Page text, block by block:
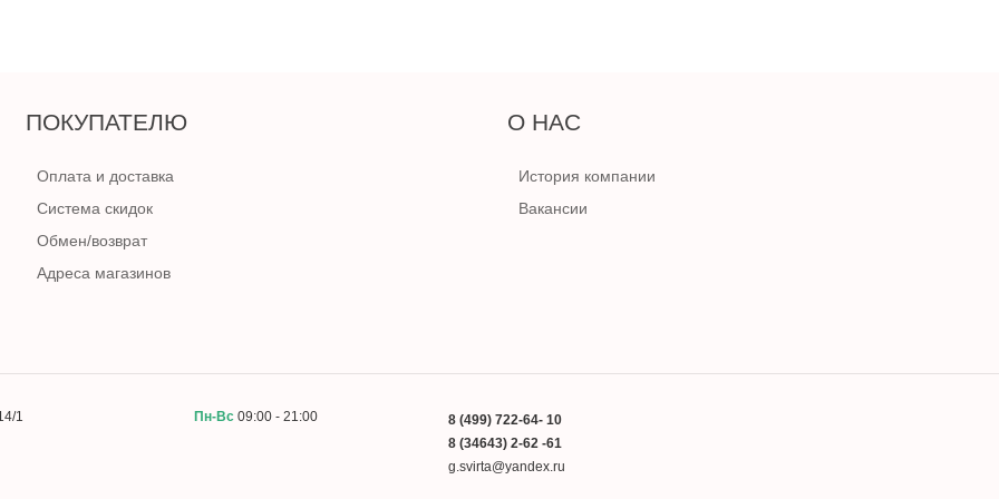
ПОКУПАТЕЛЮ
Оплата и доставка
Система скидок
Обмен/возврат
Адреса магазинов
О НАС
История компании
Вакансии
1 Пн-Вс 09:00 - 21:00
8 (499) 722-64- 10
8 (34643) 2-62 -61
g.svirta@yandex.ru